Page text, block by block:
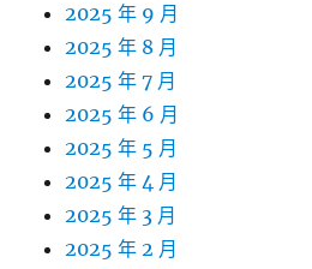
2025 年 9 月
2025 年 8 月
2025 年 7 月
2025 年 6 月
2025 年 5 月
2025 年 4 月
2025 年 3 月
2025 年 2 月